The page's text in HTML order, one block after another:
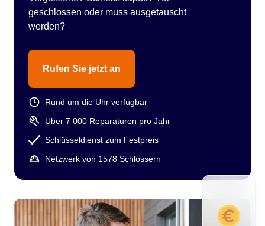
geschlossen oder muss ausgetauscht
werden?
Rufen Sie jetzt an
Rund um die Uhr verfügbar
Über 7 000 Reparaturen pro Jahr
Schlüsseldienst zum Festpreis
Netzwerk von 1578 Schlossern